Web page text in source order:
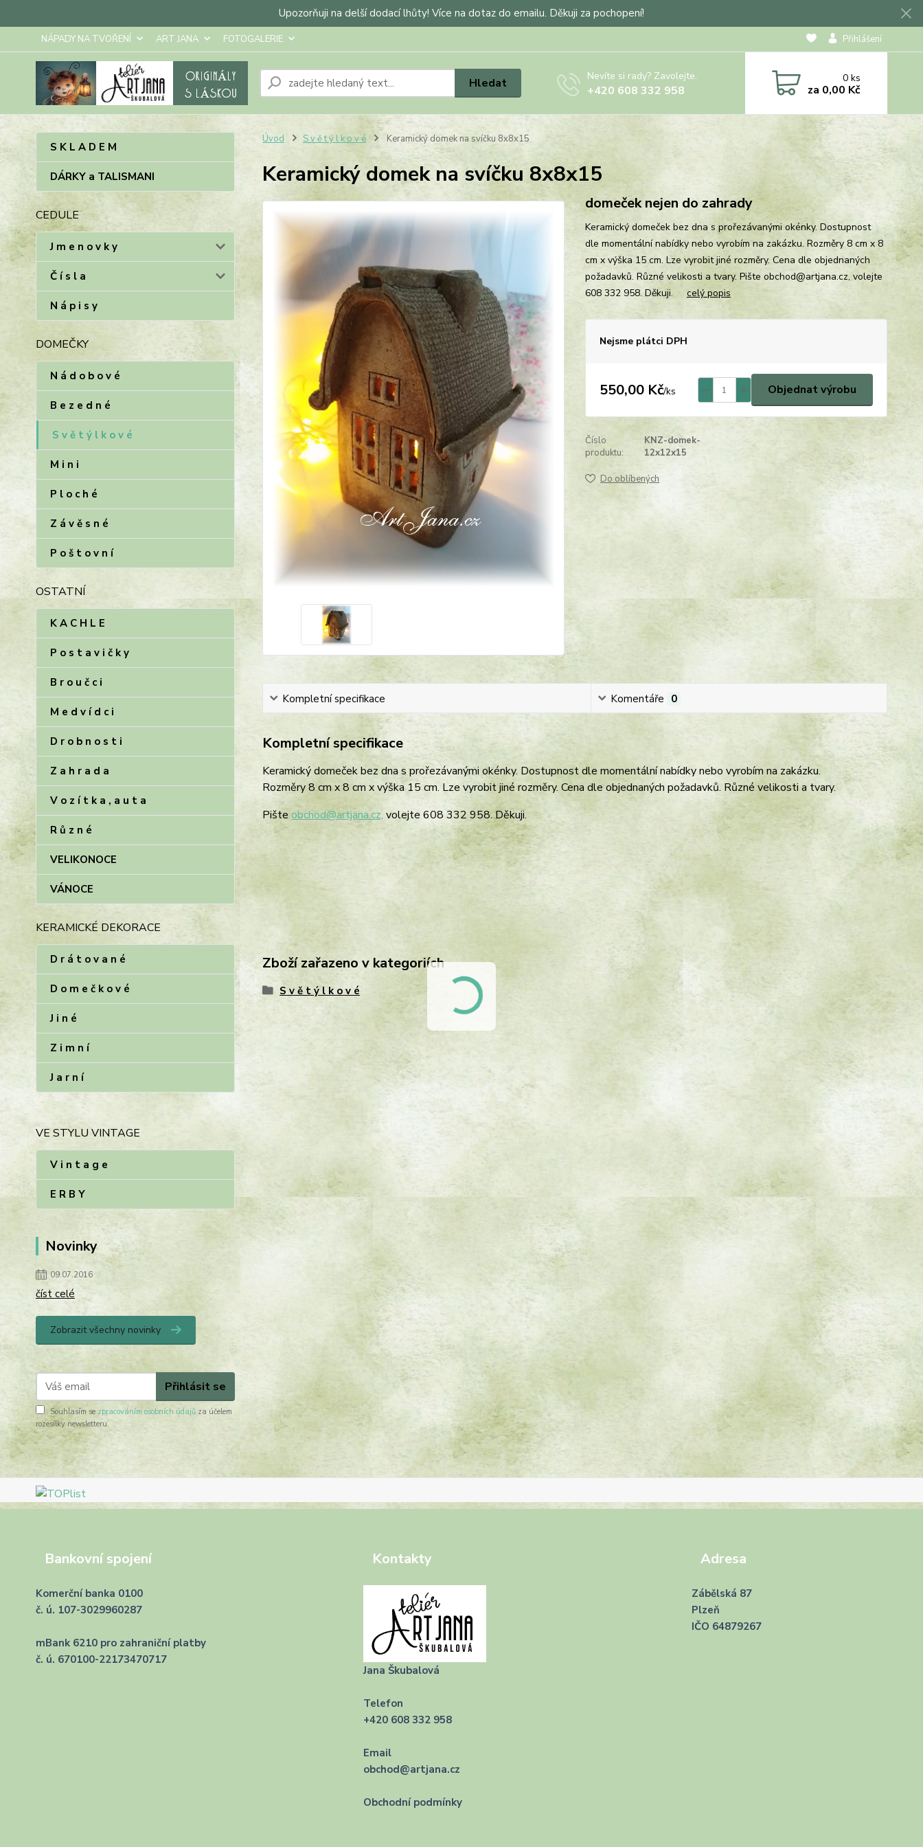
Upozorňuji na delší dodací lhůty! Více na dotaz do emailu. Děkuji za pochopení!
NÁPADY NA TVOŘENÍ ART JANA FOTOGALERIE Přihlášení
Hledat Nevíte si rady? Zavolejte.
+420 608 332 958
0ks
za 0,00 Kč
S K L A D E M
DÁRKY a TALISMANI
CEDULE
J m e n o v k y
Č í s l a
N á p i s y
DOMEČKY
N á d o b o v é
B e z e d n é
S v ě t ý l k o v é
M i n i
P l o c h é
Z á v ě s n é
P o š t o v n í
OSTATNÍ
K A C H L E
P o s t a v i č k y
B r o u č c i
M e d v í d c i
D r o b n o s t i
Z a h r a d a
V o z í t k a , a u t a
R ů z n é
VELIKONOCE
VÁNOCE
KERAMICKÉ DEKORACE
D r á t o v a n é
D o m e č k o v é
J i n é
Z i m n í
J a r n í
VE STYLU VINTAGE
V i n t a g e
E R B Y
Novinky
09.07.2016
číst celé
Zobrazit všechny novinky
Přihlásit se
Souhlasím se zpracováním osobních údajů za účelem
rozesílky newsletteru.
Úvod S v ě t ý l k o v é Keramický domek na svíčku 8x8x15
Keramický domek na svíčku 8x8x15
domeček nejen do zahrady
Keramický domeček bez dna s prořezávanými okénky. Dostupnost
dle momentální nabídky nebo vyrobím na zakázku. Rozměry 8 cm x 8
cm x výška 15 cm. Lze vyrobit jiné rozměry. Cena dle objednaných
požadavků. Různé velikosti a tvary. Pište obchod@artjana.cz, volejte
608 332 958. Děkuji. celý popis
Nejsme plátci DPH
550,00 Kč/ks Objednat výrobu
Číslo
produktu:
KNZ-domek-
12x12x15
Do oblíbených
Kompletní specifikace Komentáře 0
Kompletní specifikace
Keramický domeček bez dna s prořezávanými okénky. Dostupnost dle momentální nabídky nebo vyrobím na zakázku.
Rozměry 8 cm x 8 cm x výška 15 cm. Lze vyrobit jiné rozměry. Cena dle objednaných požadavků. Různé velikosti a tvary.
Pište obchod@artjana.cz, volejte 608 332 958. Děkuji.
Zboží zařazeno v kategoriích
S v ě t ý l k o v é
Bankovní spojení
Komerční banka 0100
č. ú. 107-3029960287
mBank 6210 pro zahraniční platby
č. ú. 670100-22173470717
Kontakty
Jana Škubalová
Telefon
+420 608 332 958
Email
obchod@artjana.cz
Obchodní podmínky
Adresa
Zábělská 87
Plzeň
IČO 64879267